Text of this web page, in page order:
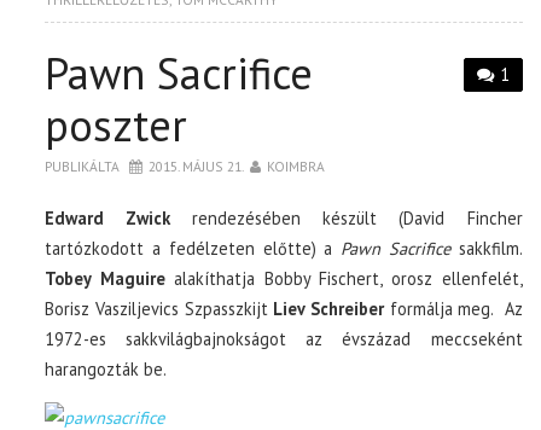
1
Pawn Sacrifice
poszter
PUBLIKÁLTA 2015. MÁJUS 21. KOIMBRA
Edward Zwickrendezésében készült (David Fincher
tartózkodott a fedélzeten előtte) a Pawn Sacrificesakkfilm.
Tobey Maguirealakíthatja Bobby Fischert, orosz ellenfelét,
Borisz Vasziljevics SzpasszkijtLiev Schreiberformálja meg. Az
1972-es sakkvilágbajnokságot az évszázad meccseként
harangozták be.